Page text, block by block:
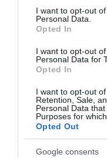
consent section.
I want to opt-out
Personal Data.
Opted In
I want to opt-out
Personal Data for
Opted In
I want to opt-out
Retention, Sale,
Personal Data
Purposes for
Opted Out
Google consents